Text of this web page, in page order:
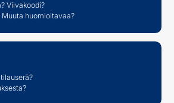
Viivakoodi?
Muuta huomioitavaa?